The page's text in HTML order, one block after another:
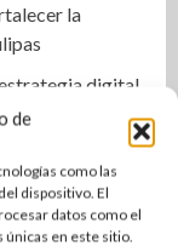
de
como las
dispositivo. El
datos como el
en este sitio.
la
digital
un
del